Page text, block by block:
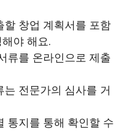
할 창업 계획서를 포함
야 해요.
류를 온라인으로 제출
는 전문가의 심사를 거
통지를 통해 확인할 수